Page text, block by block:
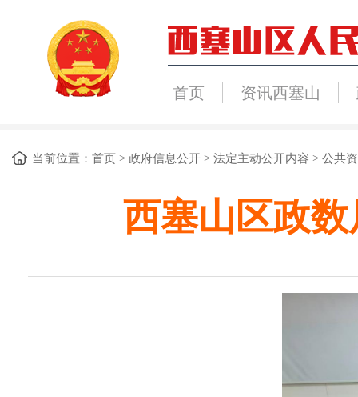
首页 资讯西塞山
当前位置： 首页 > 政府信息公开 > 法定主动公开内容 > 公共
西塞山区政